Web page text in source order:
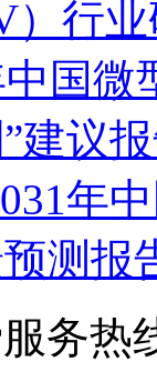
）行
中国微
建议
年
测报
务热